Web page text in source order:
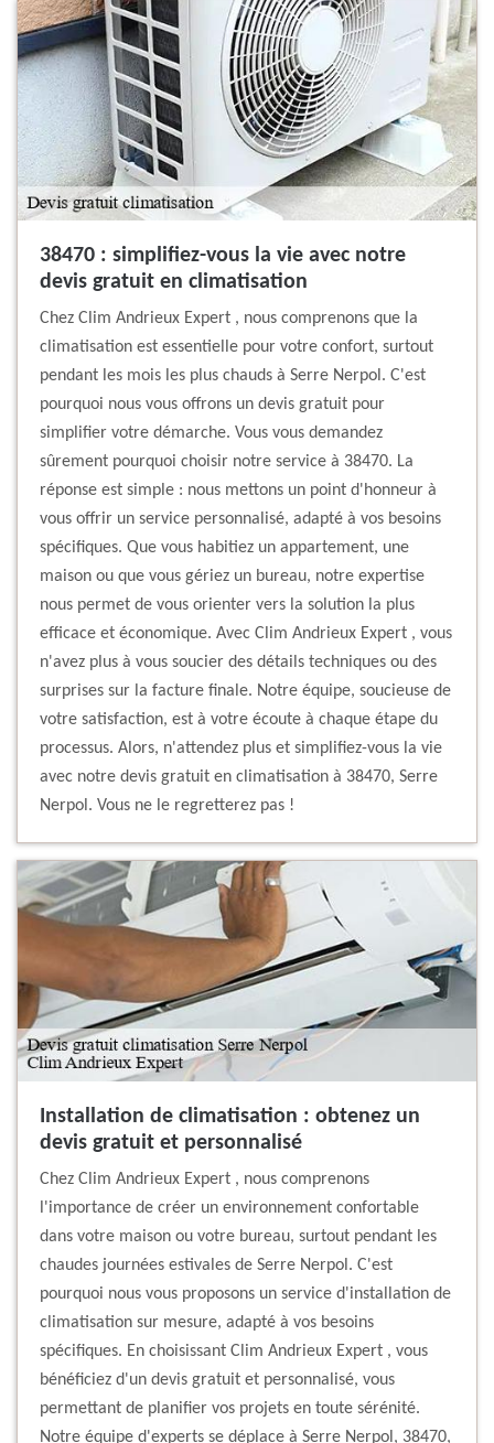
38470 : simplifiez-vous la vie avec notre
devis gratuit en climatisation
Chez Clim Andrieux Expert , nous comprenons que la
climatisation est essentielle pour votre confort, surtout
pendant les mois les plus chauds à Serre Nerpol. C'est
pourquoi nous vous offrons un devis gratuit pour
simplifier votre démarche. Vous vous demandez
sûrement pourquoi choisir notre service à 38470. La
réponse est simple : nous mettons un point d'honneur à
vous offrir un service personnalisé, adapté à vos besoins
spécifiques. Que vous habitiez un appartement, une
maison ou que vous gériez un bureau, notre expertise
nous permet de vous orienter vers la solution la plus
efficace et économique. Avec Clim Andrieux Expert , vous
n'avez plus à vous soucier des détails techniques ou des
surprises sur la facture finale. Notre équipe, soucieuse de
votre satisfaction, est à votre écoute à chaque étape du
processus. Alors, n'attendez plus et simplifiez-vous la vie
avec notre devis gratuit en climatisation à 38470, Serre
Nerpol. Vous ne le regretterez pas !
Installation de climatisation : obtenez un
devis gratuit et personnalisé
Chez Clim Andrieux Expert , nous comprenons
l'importance de créer un environnement confortable
dans votre maison ou votre bureau, surtout pendant les
chaudes journées estivales de Serre Nerpol. C'est
pourquoi nous vous proposons un service d'installation de
climatisation sur mesure, adapté à vos besoins
spécifiques. En choisissant Clim Andrieux Expert , vous
bénéficiez d'un devis gratuit et personnalisé, vous
permettant de planifier vos projets en toute sérénité.
Notre équipe d'experts se déplace à Serre Nerpol, 38470,